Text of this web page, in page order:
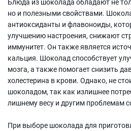
но и полезными свойствами.
антиоксиданты и флавоноиды,
улучшению настроения, снижают
иммунитет. Он также является
кальция. Шоколад способствует
мозга, а также помогает снизить
холестерина в крови. Однако, не
шоколадом, так как излишнее
лишнему весу и другим проблемам
При выборе шоколада для